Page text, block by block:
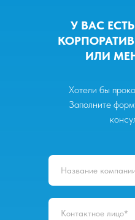
У ВАС
ИЛИ
Хотели бы
Заполните